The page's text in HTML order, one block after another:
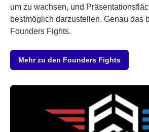
um zu wachsen, und
bestmöglich darzustellen. Genau das
Founders Fights.
Mehr zu den Founders Fights